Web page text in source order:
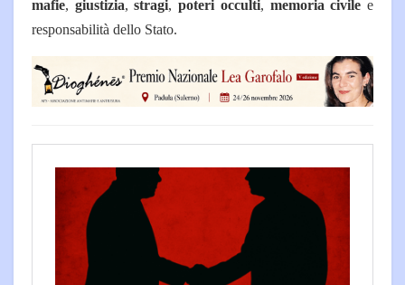
mafie, giustizia,stragi,poteri occulti, memoria civile e
responsabilità dello Stato.